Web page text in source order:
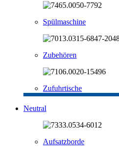
Spülmaschine
Zubehören
Zufuhrtische
Neutral
Aufsatzborde